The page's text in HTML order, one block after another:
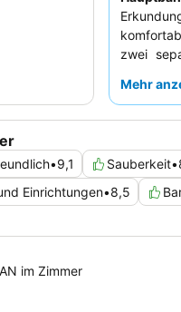
zwei
Mehr
•9,1 Sauberkeit•
Einrichtungen•8,5
im Zimmer